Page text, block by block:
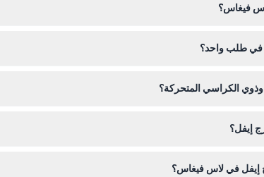
فيغاس؟
في طلب واحد؟
الكراسي المتحركة؟
إيفل؟
إيفل في لاس فيغاس؟